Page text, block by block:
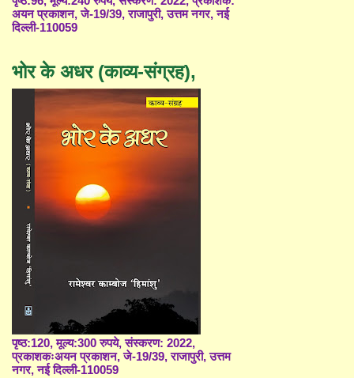
अयन प्रकाशन, जे-19/39, राजापुरी, उत्तम नगर, नई
दिल्ली-110059
भोर के अधर (काव्य-संग्रह),
पृष्ठ:120, मूल्य:300 रुपये, संस्करण: 2022,
प्रकाशकःअयन प्रकाशन, जे-19/39, राजापुरी, उत्तम
नगर, नई दिल्ली-110059